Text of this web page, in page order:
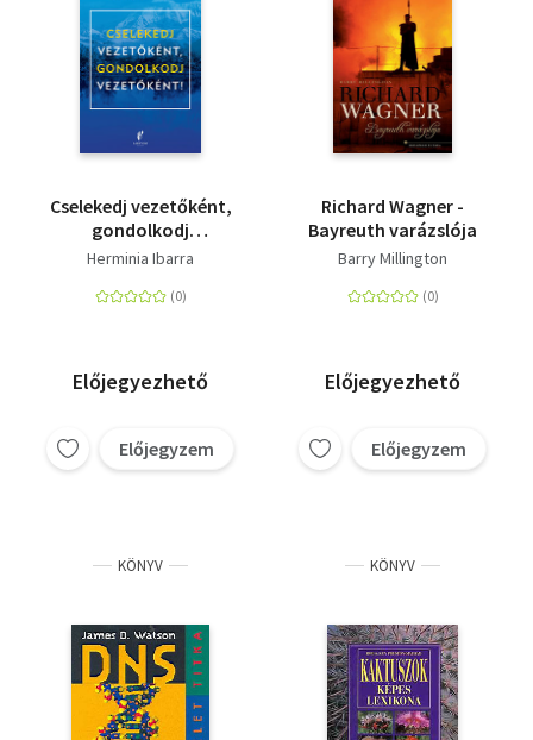
Cselekedj vezetőként,
gondolkodj
vezetőként
Herminia Ibarra
Előjegyezhető
Előjegyzem
Richard Wagner -
Bayreuth varázslója
Barry Millington
Előjegyezhető
Előjegyzem
KÖNYV KÖNYV